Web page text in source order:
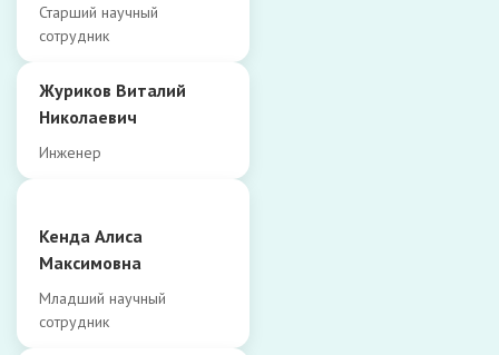
Старший научный
сотрудник
Журиков Виталий
Николаевич
Инженер
Кенда Алиса
Максимовна
Младший научный
сотрудник